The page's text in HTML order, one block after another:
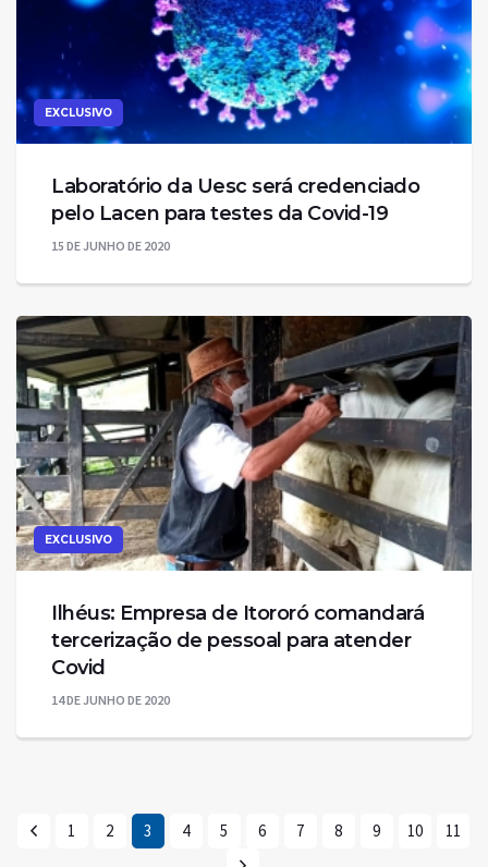
EXCLUSIVO
Laboratório da Uesc será credenciado
pelo Lacen para testes da Covid-19
15 DE JUNHO DE 2020
EXCLUSIVO
Ilhéus: Empresa de Itororó comandará
tercerização de pessoal para atender
Covid
14 DE JUNHO DE 2020
1 2 3 4 5 6 7 8 9 10 11